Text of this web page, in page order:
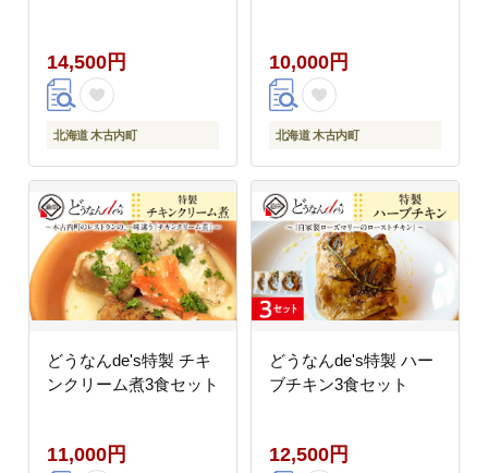
14,500円
北海道 木古内町
手軽 湯煎 簡単調理 送
料無料 北海道 木古内町
10,000円
北海道 木古内町
どうなんde's特製 チキ
ンクリーム煮3食セット
11,000円
どうなんde's特製 ハー
ブチキン3食セット
12,500円